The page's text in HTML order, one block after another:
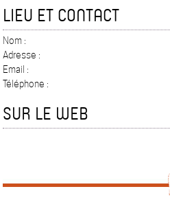
LIEU ET CONTACT
Nom :
Adresse :
Email :
Téléphone :
SUR LE WEB